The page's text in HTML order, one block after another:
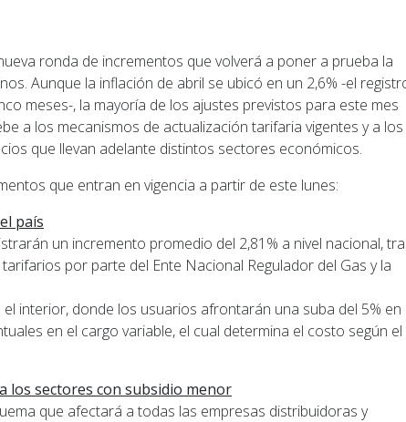
ronda de incrementos que volverá a poner a prueba la
Aunque la inflación de abril se ubicó en un 2,6% -el
meses-, la mayoría de los ajustes previstos para este mes
a los mecanismos de actualización tarifaria vigentes y a los
que llevan adelante distintos sectores económicos.
que entran en vigencia a partir de este lunes:
país
un incremento promedio del 2,81% a nivel nacional,
por parte del Ente Nacional Regulador del Gas y la
interior, donde los usuarios afrontarán una suba del 5% en
en el cargo variable, el cual determina el costo según el
los sectores con subsidio menor
que afectará a todas las empresas distribuidoras y